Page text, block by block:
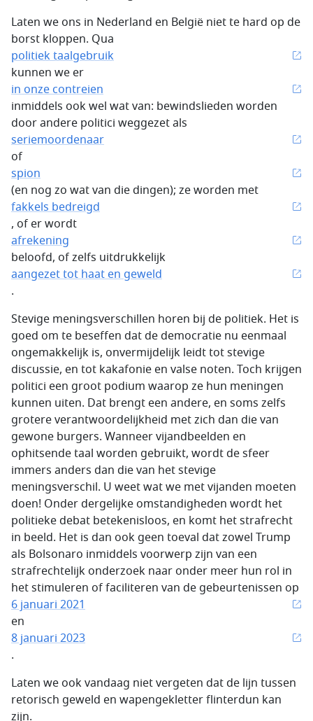
Laten we ons in Nederland en België niet te hard op de
borst kloppen. Qua
politiek taalgebruik
kunnen we er
in onze contreien
inmiddels ook wel wat van: bewindslieden worden
door andere politici weggezet als
seriemoordenaar
of
spion
(en nog zo wat van die dingen); ze worden met
fakkels bedreigd
, of er wordt
afrekening
beloofd, of zelfs uitdrukkelijk
aangezet tot haat en geweld
.
Stevige meningsverschillen horen bij de politiek. Het is
goed om te beseffen dat de democratie nu eenmaal
ongemakkelijk is, onvermijdelijk leidt tot stevige
discussie, en tot kakafonie en valse noten. Toch krijgen
politici een groot podium waarop ze hun meningen
kunnen uiten. Dat brengt een andere, en soms zelfs
grotere verantwoordelijkheid met zich dan die van
gewone burgers. Wanneer vijandbeelden en
ophitsende taal worden gebruikt, wordt de sfeer
immers anders dan die van het stevige
meningsverschil. U weet wat we met vijanden moeten
doen! Onder dergelijke omstandigheden wordt het
politieke debat betekenisloos, en komt het strafrecht
in beeld. Het is dan ook geen toeval dat zowel Trump
als Bolsonaro inmiddels voorwerp zijn van een
strafrechtelijk onderzoek naar onder meer hun rol in
het stimuleren of faciliteren van de gebeurtenissen op
6 januari 2021
en
8 januari 2023
.
Laten we ook vandaag niet vergeten dat de lijn tussen
retorisch geweld en wapengekletter flinterdun kan
zijn.